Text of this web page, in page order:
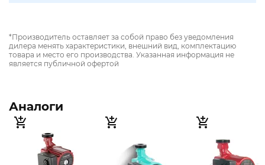
*Производитель оставляет за собой право без уведомления
дилера менять характеристики, внешний вид, комплектацию
товара и место его производства. Указанная информация не
является публичной офертой
Аналоги